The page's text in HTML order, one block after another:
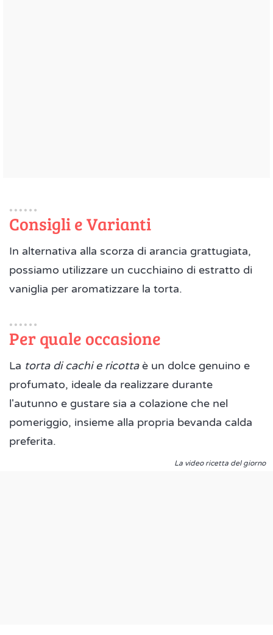
Consigli e Varianti
In alternativa alla scorza di arancia grattugiata,
possiamo utilizzare un cucchiaino di estratto di
vaniglia per aromatizzare la torta.
Per quale occasione
La torta di cachi e ricottaè un dolce genuino e
profumato, ideale da realizzare durante
l'autunno e gustare sia a colazione che nel
pomeriggio, insieme alla propria bevanda calda
preferita.
La video ricetta del giorno